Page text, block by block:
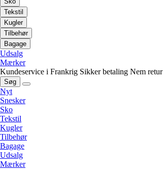
Tekstil
Kugler
Tilbehør
Bagage
Udsalg
Mærker
Kundeservice i Frankrig Sikker betaling Nem retur
Søg
Nyt
Snesker
Sko
Tekstil
Kugler
Tilbehør
Bagage
Udsalg
Mærker